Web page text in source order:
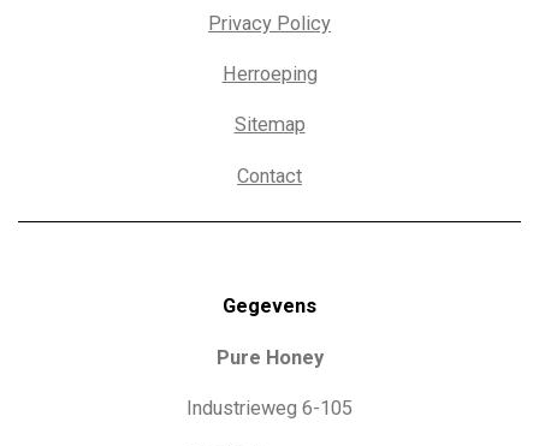
Privacy Policy
Herroeping
Sitemap
Contact
Gegevens
Pure Honey
Industrieweg 6-105